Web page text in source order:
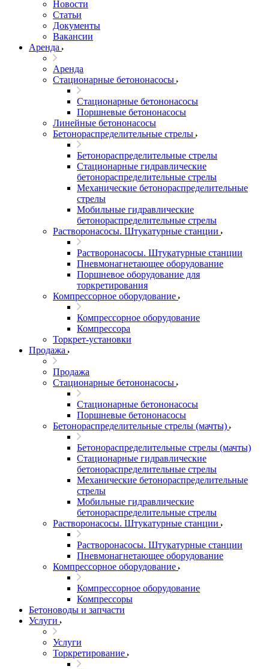
Новости
Статьи
Документы
Вакансии
Аренда
Аренда
Стационарные бетононасосы
Стационарные бетононасосы
Поршневые бетононасосы
Линейные бетононасосы
Бетонораспределительные стрелы
Бетонораспределительные стрелы
Стационарные гидравлические
бетонораспределительные стрелы
Механические бетонораспределительные
стрелы
Мобильные гидравлические
бетонораспределительные стрелы
Растворонасосы. Штукатурные станции
Растворонасосы. Штукатурные станции
Пневмонагнетающее оборудование
Поршневое оборудование для
торкретирования
Компрессорное оборудование
Компрессорное оборудование
Компрессора
Торкрет-установки
Продажа
Продажа
Стационарные бетононасосы
Стационарные бетононасосы
Поршневые бетононасосы
Бетонораспределительные стрелы (мачты)
Бетонораспределительные стрелы (мачты)
Стационарные гидравлические
бетонораспределительные стрелы
Механические бетонораспределительные
стрелы
Мобильные гидравлические
бетонораспределительные стрелы
Растворонасосы. Штукатурные станции
Растворонасосы. Штукатурные станции
Пневмонагнетающее оборудование
Компрессорное оборудование
Компрессорное оборудование
Компрессоры
Бетоноводы и запчасти
Услуги
Услуги
Торкретирование